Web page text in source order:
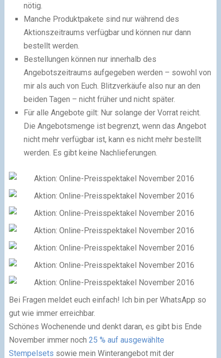
nötig.
Manche Produktpakete sind nur während des
Aktionszeitraums verfügbar und können nur dann
bestellt werden.
Bestellungen können nur innerhalb des
Angebotszeitraums aufgegeben werden – sowohl von
mir als auch von Euch. Blitzverkäufe also nur an den
beiden Tagen – nicht früher und nicht später.
Für alle Angebote gilt: Nur solange der Vorrat reicht.
Die Angebotsmenge ist begrenzt, wenn das Angebot
nicht mehr verfügbar ist, kann es nicht mehr bestellt
werden. Es gibt keine Nachlieferungen.
Bei Fragen meldet euch einfach! Ich bin per WhatsApp so
gut wie immer erreichbar.
Schönes Wochenende und denkt daran, es gibt bis Ende
November immer noch 25 % auf ausgewählte
Stempelsets sowie mein Winterangebot mit der